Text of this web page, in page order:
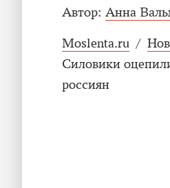
Автор: Анна
Moslenta.ru /
Силовики
россиян